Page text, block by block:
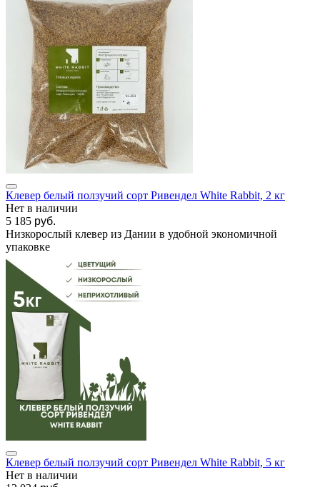
Клевер белый ползучий сорт Ривендел White Rabbit, 2 кг
Нет в наличии
5 185 руб.
Низкорослый клевер из Дании в удобной экономичной
упаковке
Клевер белый ползучий сорт Ривендел White Rabbit, 5 кг
Нет в наличии